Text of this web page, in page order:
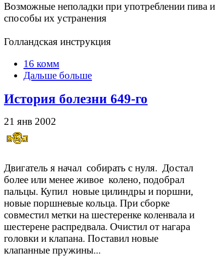
Возможные неполадки при употреблении пива и
способы их устранения
Голландская инструкция
16 комм
Дальше больше
История болезни 649-го
21 янв 2002
Двигатель я начал собирать с нуля. Достал
более или менее живое колено, подобрал
пальцы. Купил новые цилиндры и поршни,
новые поршневые кольца. При сборке
совместил метки на шестеренке коленвала и
шестерене распредвала. Очистил от нагара
головки и клапана. Поставил новые
клапанные пружины...